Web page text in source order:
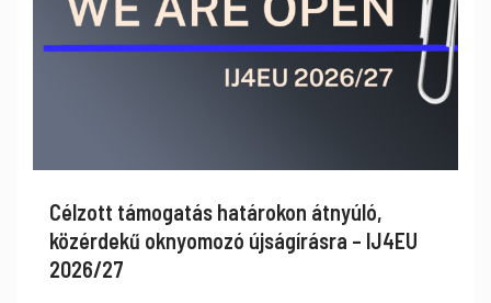
Célzott támogatás határokon átnyúló,
közérdekű oknyomozó újságírásra – IJ4EU
2026/27